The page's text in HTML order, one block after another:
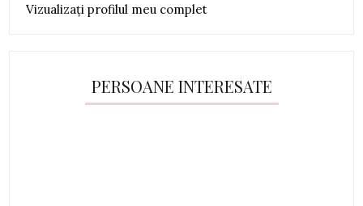
Vizualizați profilul meu complet
PERSOANE INTERESATE